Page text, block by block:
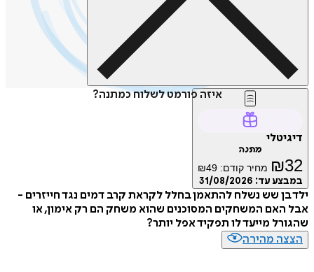
איזה פורמט לשלוח כמתנה?
₪ מחיר קודם: ₪49
עד:31/08/2026
שש נשלח להתאמן בחלל לקראת קרב דמים נגד חייזרים -
המשחקים המסוכנים שהוא משחק הם רק אימון, או
מייעד לו תפקיד אפל יותר?
מהירה